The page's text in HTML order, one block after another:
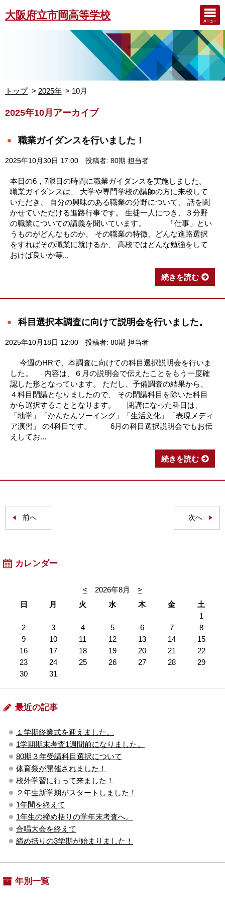
大阪府立市岡高等学校
トップ 2025年 10月
2025年10月アーカイブ
職業ガイダンスを行いました！
2025年10月30日 17:00 投稿者: 80期 担当者
本日の6，7限目の時間に職業ガイダンスを実施しました。
職業ガイダンスは、 大学や専門学校の講師の方に来校して
いただき、 自分の興味のある職業の分野について、 話を聞
かせていただける進路行事です。 生徒一人につき、３分野
の職業についての講義を聞いています。 「仕事」とい
うものがどんなものか、 その職業の特徴、どんな進路選択
をすればその職業に就けるか、 高校ではどんな勉強をして
おけば良いか等...
続きを読む
科目選択本調査に向けて説明会を行いました。
2025年10月18日 12:00 投稿者: 80期 担当者
今週のHRで、本調査に向けての科目選択説明会を行いま
した。 内容は、６月の説明会で伝えたことをもう一度確
認した形となっています。 ただし、予備調査の結果から、
４科目閉講となりましたので、 その閉講科目を除いた科目
から選択することとなります。 閉講になった科目は、
「地学」「かんたんソーイング」「生活文化」「表現メディ
ア演習」 の4科目です。 6月の科目選択説明会でもお伝
えしてお...
続きを読む
前へ 次へ
カレンダー
< 2026年8月
>
日
月 火 水 木 金
土
1
2
3 4 5 6 7
8
9
10 11 12 13 14
15
16
17 18 19 20 21
22
23
24 25 26 27 28
29
30
31
最近の記事
１学期終業式を迎えました。
1学期期末考査1週間前になりました。
80期３年受講科目選択について
体育祭が開催されました！
校外学習に行って来ました！
２年生新学期がスタートしました！
1年間を終えて
1年生の締め括りの学年末考査へ。
合唱大会を終えて
締め括りの3学期が始まりました！
年別一覧